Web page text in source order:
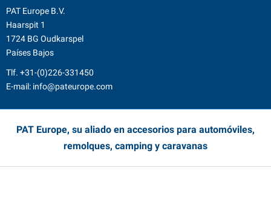
PAT Europe B.V.
Haarspit 1
1724 BG Oudkarspel
Países Bajos
Tlf. +31-(0)226-331450
E-mail: info@pateurope.com
PAT Europe, su aliado en accesorios para automóviles,
remolques, camping y caravanas